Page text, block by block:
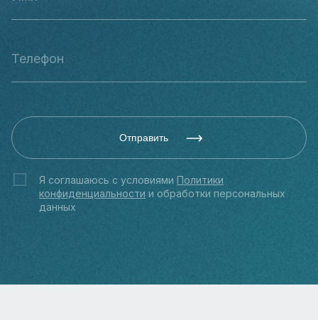
Отправить
Я соглашаюсь с условиями Политики
конфиденциальности и обработки персональных
данных